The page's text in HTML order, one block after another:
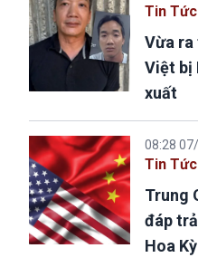
Tin Tức
Vừa ra
Việt bị
xuất
08:28
Tin Tức
Trung
đáp
Hoa Kỳ